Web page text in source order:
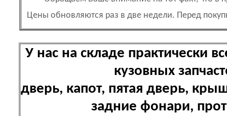
Цены обновляются раз в две недели. Перед
У нас на складе практически
кузовных
дверь, капот, пятая дверь,
задние фонари,